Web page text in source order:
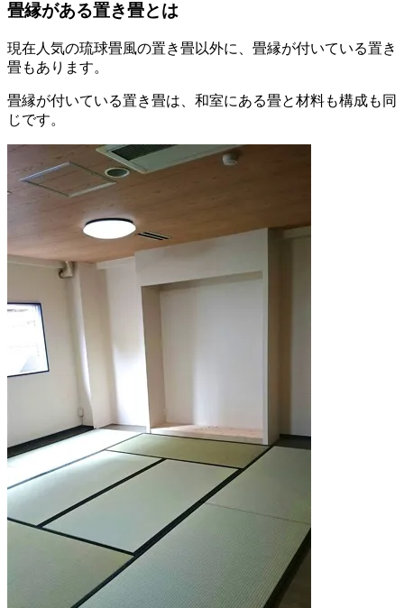
畳縁がある置き畳とは
現在人気の琉球畳風の置き畳以外に、畳縁が付いている置き
畳もあります。
畳縁が付いている置き畳は、和室にある畳と材料も構成も同
じです。